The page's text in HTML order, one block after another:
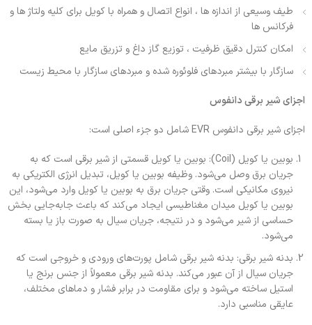
طیف وسیعی از اندازه ها ، انواع اتصال و همراه با کویل برای کلیه ولتاژ ها و
فرکانس ها
امکان کنترل دقیق ظرفیت ، توزیع گاز داغ و تزریق مایع
سازگار با بیشتر مبردهای فلوئوره شده و مبردهای سازگار با محیط زیست
اجزای شیر برقی دانفوس
اجزای شیر برقی دانفوس EVR شامل دو جزء اصلی است:
بوبین یا کویل (Coil): بوبین یا کویل قسمتی از شیر برقی است که به
جریان برق وصل می‌شود. وظیفه بوبین یا کویل، تبدیل انرژی الکتریکی به
نیروی مکانیکی است. وقتی جریان برق به بوبین یا کویل وارد می‌شود، این
بوبین یا کویل میدان مغناطیسی ایجاد می‌کند که باعث جابه‌جایی بخش
حساسی از شیر می‌شود و در نتیجه، جریان سیال به صورت باز یا بسته
می‌شود.
بدنه شیر برقی: بدنه شیر برقی شامل پورت‌های ورودی و خروجی است که
جریان سیال از آن عبور می‌کند. بدنه شیر برقی معمولاً از جنس برنج یا
استیل ساخته می‌شود و برای مقاومت در برابر فشار و دماهای مختلف،
عایقی مناسبی دارد.